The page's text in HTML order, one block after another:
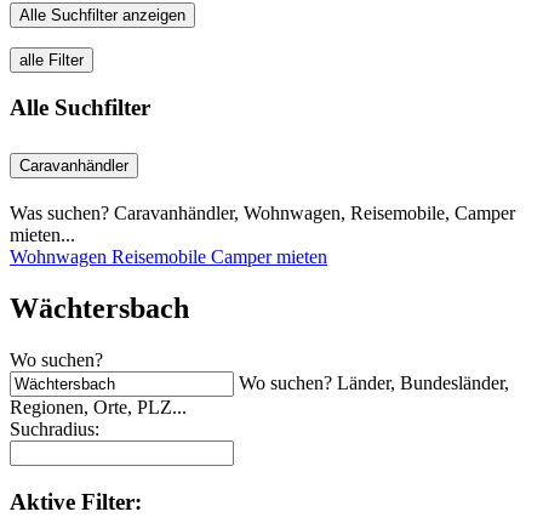
Alle Suchfilter anzeigen
alle Filter
Alle Suchfilter
Caravanhändler
Was suchen? Caravanhändler, Wohnwagen, Reisemobile, Camper
mieten...
Wohnwagen Reisemobile Camper mieten
Wächtersbach
Wo suchen?
Wo suchen? Länder, Bundesländer,
Regionen, Orte, PLZ...
Suchradius:
Aktive Filter: